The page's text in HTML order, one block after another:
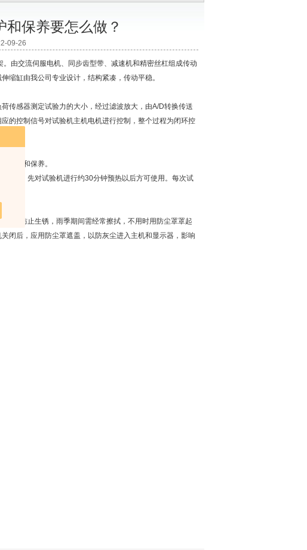
保养要怎么做？
09-26
由交流伺服电机、同步齿型带、减速机和精密丝杠组成传动
缩缸由我公司专业设计，结构紧凑，传动平稳。
感器测定试验力的大小，经过滤波放大，由A/D转换传送
的控制信号对试验机主机电机进行控制，整个过程为闭环控
行维护和保养。
钮，先对试验机进行约30分钟预热以后方可使用。每次试
以防止生锈，雨季期间需经常擦拭，不用时用防尘罩罩起
闭后，应用防尘罩遮盖，以防灰尘进入主机和显示器，影响